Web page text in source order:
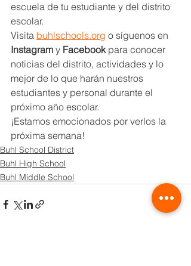
escuela de tu estudiante y del distrito
escolar.
Visita buhlschools.org o síguenos en
Instagram y Facebook para conocer
noticias del distrito, actividades y lo
mejor de lo que harán nuestros
estudiantes y personal durante el
próximo año escolar.
¡Estamos emocionados por verlos la
próxima semana!
Buhl School District
Buhl High School
Buhl Middle School